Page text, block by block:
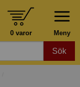
Meny
0 varor
Sök